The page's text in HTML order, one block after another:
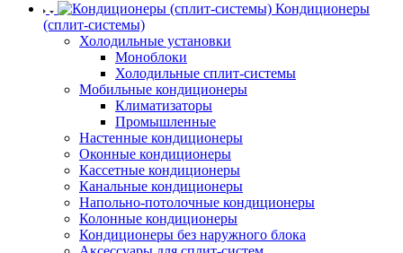
Кондиционеры
(сплит-системы)
Холодильные установки
Моноблоки
Холодильные сплит-системы
Мобильные кондиционеры
Климатизаторы
Промышленные
Настенные кондиционеры
Оконные кондиционеры
Кассетные кондиционеры
Канальные кондиционеры
Напольно-потолочные кондиционеры
Колонные кондиционеры
Кондиционеры без наружного блока